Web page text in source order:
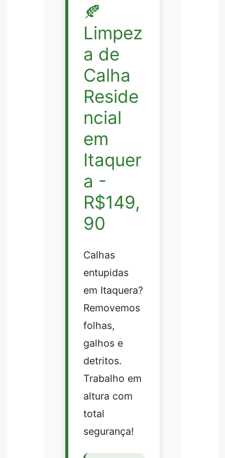
🍂
Limpez
a de
Calha
Reside
ncial
em
Itaquer
a -
R$149,
90
Calhas
entupidas
em Itaquera?
Removemos
folhas,
galhos e
detritos.
Trabalho em
altura com
total
segurança!